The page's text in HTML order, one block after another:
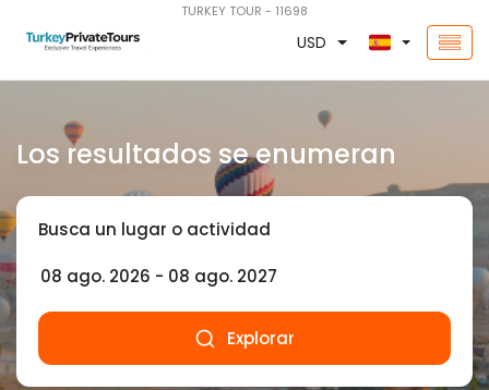
TURKEY TOUR - 11698
USD
Los resultados se enumeran
Busca un lugar o actividad
Explorar